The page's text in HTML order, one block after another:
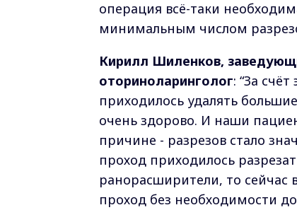
операция всё-таки
минимальным числом
Кирилл Шиленков,
оториноларинголог: “За
приходилось удалять
очень здорово. И наши
причине - разрезов стало
проход приходилось
ранорасширители, то сейчас
проход без необходимости